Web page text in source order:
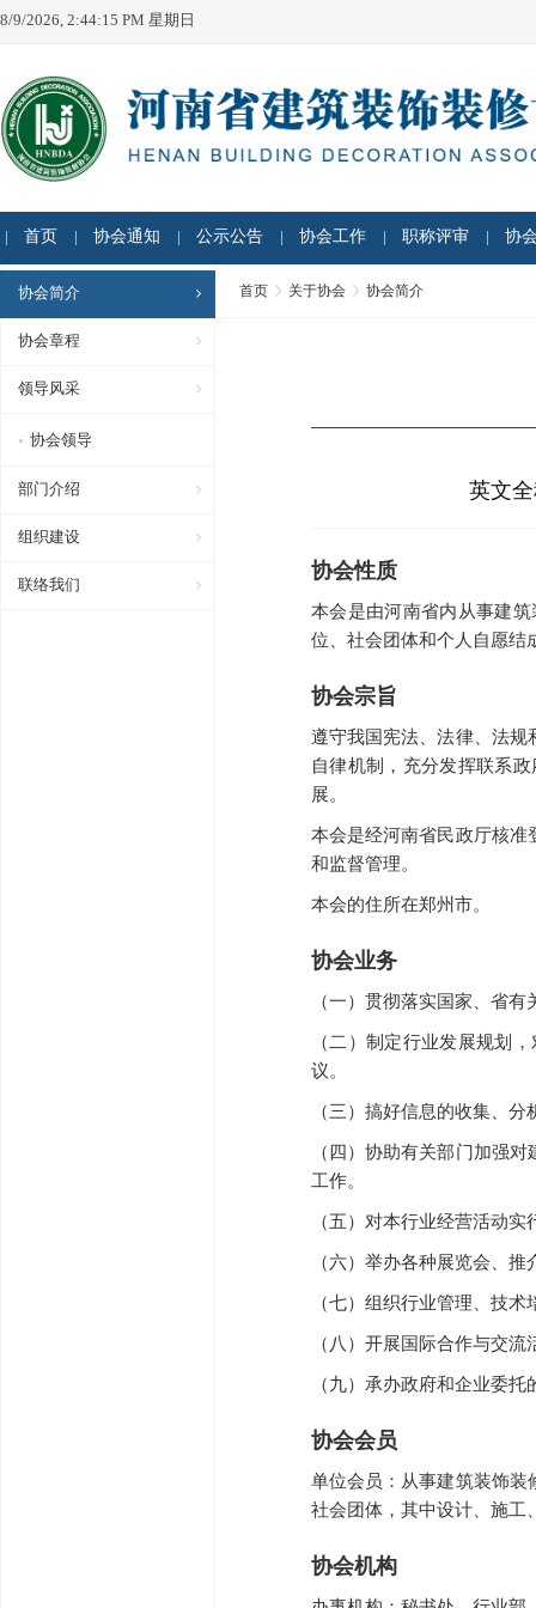
8/9/2026, 2:44:15 PM 星期日
首页 协会通知 公示公告 协会工作 职称评审 协
协会简介
协会章程
领导风采
协会领导
部门介绍
组织建设
联络我们
首页 关于协会 协会简介
英文全
协会性质
本会是由河南省内从事建
位、社会团体和个人自愿结
协会宗旨
遵守我国宪法、法律、法规
自律机制，充分发挥联系
展。
本会是经河南省民政厅核准
和监督管理。
本会的住所在郑州市。
协会业务
（一）贯彻落实国家、省
（二）制定行业发展规划
议。
（三）搞好信息的收集、
（四）协助有关部门加强
工作。
（五）对本行业经营活动
（六）举办各种展览会、
（七）组织行业管理、技
（八）开展国际合作与交
（九）承办政府和企业委
协会会员
单位会员：从事建筑装饰装
社会团体，其中设计、施工
协会机构